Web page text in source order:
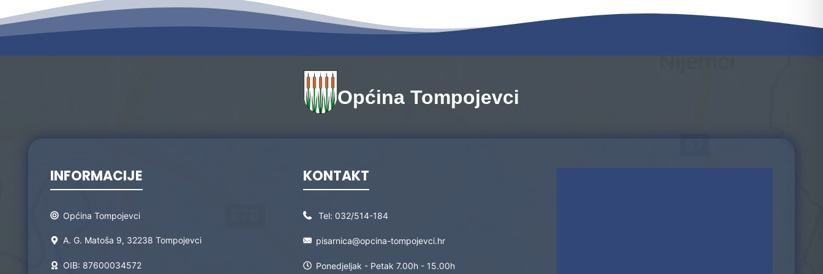
Općina Tompojevci
INFORMACIJE
Općina Tompojevci
A. G. Matoša 9, 32238 Tompojevci
OIB: 87600034572
KONTAKT
Tel: 032/514-184
pisarnica@opcina-tompojevci.hr
Ponedjeljak - Petak 7.00h - 15.00h